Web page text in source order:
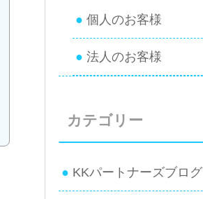
個人のお客様
法人のお客様
カテゴリー
KKパートナーズブログ